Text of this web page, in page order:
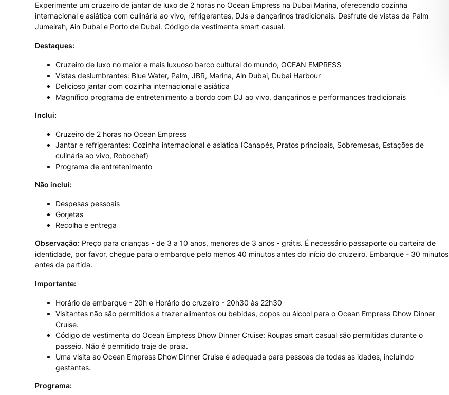
Experimente um cruzeiro de jantar de luxo de 2 horas no Ocean Empress na Dubai Marina, oferecendo cozinha
internacional e asiática com culinária ao vivo, refrigerantes, DJs e dançarinos tradicionais. Desfrute de vistas da Palm
Jumeirah, Ain Dubai e Porto de Dubai. Código de vestimenta smart casual.
Destaques:
Cruzeiro de luxo no maior e mais luxuoso barco cultural do mundo, OCEAN EMPRESS
Vistas deslumbrantes: Blue Water, Palm, JBR, Marina, Ain Dubai, Dubai Harbour
Delicioso jantar com cozinha internacional e asiática
Magnífico programa de entretenimento a bordo com DJ ao vivo, dançarinos e performances tradicionais
Inclui:
Cruzeiro de 2 horas no Ocean Empress
Jantar e refrigerantes: Cozinha internacional e asiática (Canapés, Pratos principais, Sobremesas, Estações de
culinária ao vivo, Robochef)
Programa de entretenimento
Não inclui:
Despesas pessoais
Gorjetas
Recolha e entrega
Observação: Preço para crianças - de 3 a 10 anos, menores de 3 anos - grátis. É necessário passaporte ou carteira de
identidade, por favor, chegue para o embarque pelo menos 40 minutos antes do início do cruzeiro. Embarque - 30 minutos
antes da partida.
Importante:
Horário de embarque - 20h e Horário do cruzeiro - 20h30 às 22h30
Visitantes não são permitidos a trazer alimentos ou bebidas, copos ou álcool para o Ocean Empress Dhow Dinner
Cruise.
Código de vestimenta do Ocean Empress Dhow Dinner Cruise: Roupas smart casual são permitidas durante o
passeio. Não é permitido traje de praia.
Uma visita ao Ocean Empress Dhow Dinner Cruise é adequada para pessoas de todas as idades, incluindo
gestantes.
Programa: